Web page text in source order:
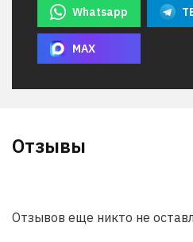
Whatsapp
MAX
Отзывы
Отзывов еще никто не